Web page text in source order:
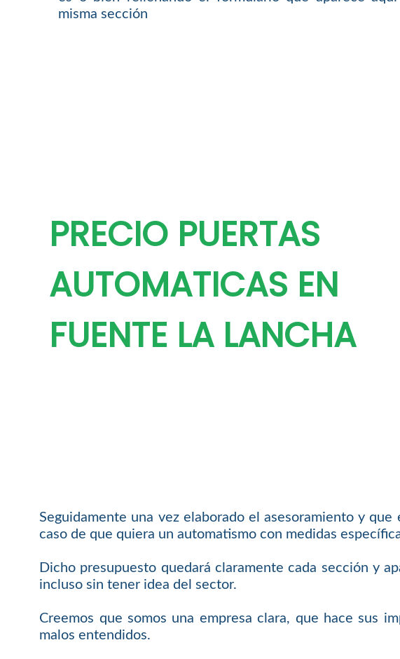
misma sección
PRECIO PUERTAS
AUTOMATICAS EN
FUENTE LA LANCHA
Seguidamente una vez elaborado el asesoramiento y
caso de que quiera un automatismo con medidas
Dicho presupuesto quedará claramente cada sección y
incluso sin tener idea del sector.
Creemos que somos una empresa clara, que hace sus
malos entendidos.